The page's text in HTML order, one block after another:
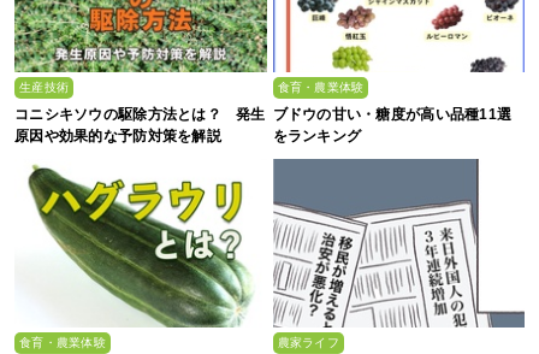
生産技術
コニシキソウの駆除方法とは？ 発生
原因や効果的な予防対策を解説
食育・農業体験
ブドウの甘い・糖度が高い品種11選
をランキング
食育・農業体験 農家ライフ